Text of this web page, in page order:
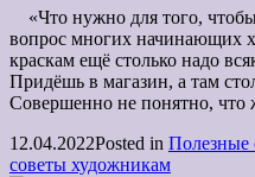
«Что нужно для того, чтобы
вопрос многих начинающих
краскам ещё столько надо
Придёшь в магазин, а там
Совершенно не понятно, что
12.04.2022Posted in Полезные
советы художникам